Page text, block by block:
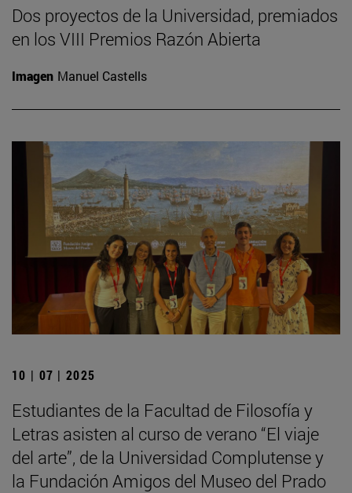
Dos proyectos de la Universidad, premiados
en los VIII Premios Razón Abierta
Imagen Manuel Castells
10 | 07 | 2025
Estudiantes de la Facultad de Filosofía y
Letras asisten al curso de verano “El viaje
del arte”, de la Universidad Complutense y
la Fundación Amigos del Museo del Prado